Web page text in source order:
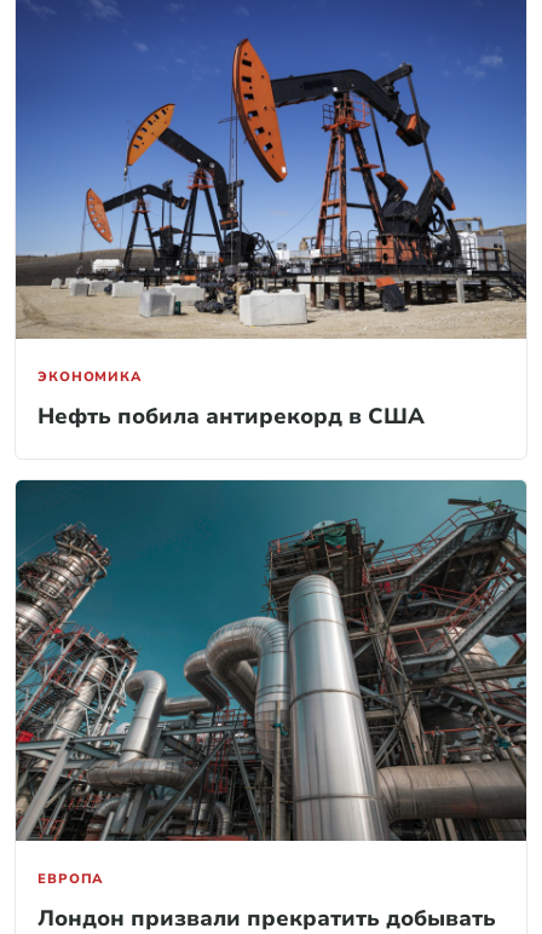
ЭКОНОМИКА
Нефть побила антирекорд в США
ЕВРОПА
Лондон призвали прекратить добывать